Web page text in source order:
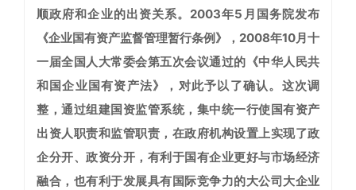
顺政府和企业的出资关系。2003年5月国务院发布
《企业国有资产监督管理暂行条例》，2008年10月十
一届全国人大常委会第五次会议通过的《中华人民共
和国企业国有资产法》，对此予以了确认。这次调
整，通过组建国资监管系统，集中统一行使国有资产
出资人职责和监管职责，在政府机构设置上实现了政
企分开、政资分开，有利于国有企业更好与市场经济
融合，也有利于发展具有国际竞争力的大公司大企业